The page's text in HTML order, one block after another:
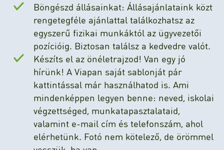
Böngészd állásainkat: Állásajánlataink közt
rengetegféle ajánlattal találkozhatsz az
egyszerű fizikai munkáktól az ügyvezetői
pozícióig. Biztosan találsz a kedvedre valót.
Készíts el az önéletrajzod! Van egy jó
hírünk! A Viapan saját sablonját pár
kattintással már használhatod is. Ami
mindenképpen legyen benne: neved, iskolai
végzettséged, munkatapasztalataid,
valamint e-mail cím és telefonszám, ahol
elérhetünk. Fotó nem kötelező, de örömmel